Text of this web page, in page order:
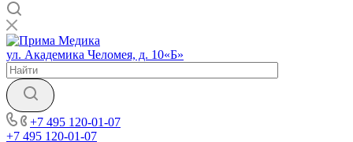
ул. Академика Челомея, д. 10«Б»
+7 495 120-01-07
+7 495 120-01-07